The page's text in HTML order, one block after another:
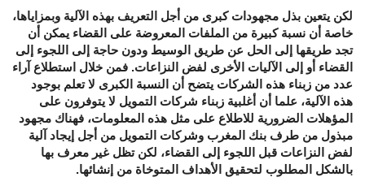
لكن يتعين بذل مجهودات كبرى من أجل التعريف بهذه الآلية وبمزاياها،
خاصة أن نسبة كبيرة من الملفات المعروضة على القضاء يمكن أن
تجد طريقها إلى الحل عن طريق الوسيط ودون حاجة إلى اللجوء إلى
القضاء أو إلى الآليات الأخرى لفض النزاعات. فمن خلال استطلاع آراء
عدد من زبناء هذه الشركات يتضح أن النسبة الكبرى لا تعلم بوجود
هذه الآلية، علما أن أغلبية زبناء شركات التمويل لا يتوفرون على
المؤهلات الضرورية للاطلاع على مثل هذه المعلومات، فهناك مجهود
مبذول من طرف بنك المغرب وشركات التمويل من أجل إيجاد آلية
لفض النزاعات قبل اللجوء إلى القضاء، لكن تظل غير معرف بها
بالشكل المطلوب لتحقيق الأهداف المتوخاة من إنشائها.